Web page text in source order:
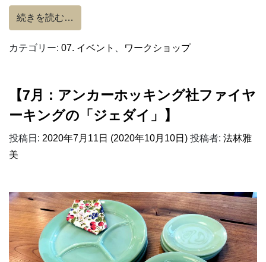
続きを読む…
カテゴリー: 07. イベント ワークショップ
【7月：アンカーホッキング社ファイヤ
ーキングの「ジェダイ」】
投稿日: 2020年7月11日 (2020年10月10日) 投稿者: 法林雅
美